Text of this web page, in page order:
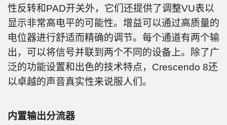
性反转和PAD开关外，它们还提供了调整VU表以
显示非常高电平的可能性。增益可以通过高质量的
电位器进行舒适而精确的调节。每个通道有两个输
出，可以将信号并联到两个不同的设备上。除了广
泛的功能设置和出色的技术特点，Crescendo 8还
以卓越的声音真实性来说服人们。
内置输出分流器